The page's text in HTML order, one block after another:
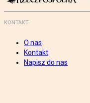
KONTAKT
O nas
Kontakt
Napisz do nas